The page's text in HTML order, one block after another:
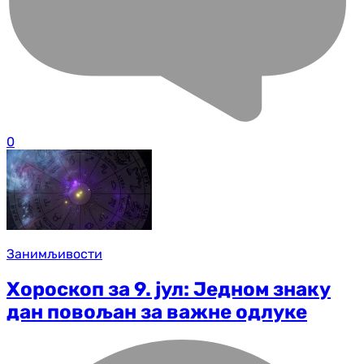
0
Занимљивости
Хороскоп за 9. јул: Једном знаку
дан повољан за важне одлуке